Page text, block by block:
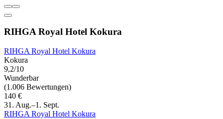
RIHGA Royal Hotel Kokura
RIHGA Royal Hotel Kokura
Kokura
9,2/10
Wunderbar
(1.006 Bewertungen)
140 €
31. Aug.–1. Sept.
RIHGA Royal Hotel Kokura